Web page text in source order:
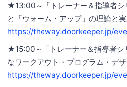
★13:00～「トレーナー＆指導者シ
と「ウォーム・アップ」の理論と実
https://theway.doorkeeper.jp/
★15:00～「トレーナー＆指導者シ
なワークアウト・プログラム・デザ
https://theway.doorkeeper.jp/